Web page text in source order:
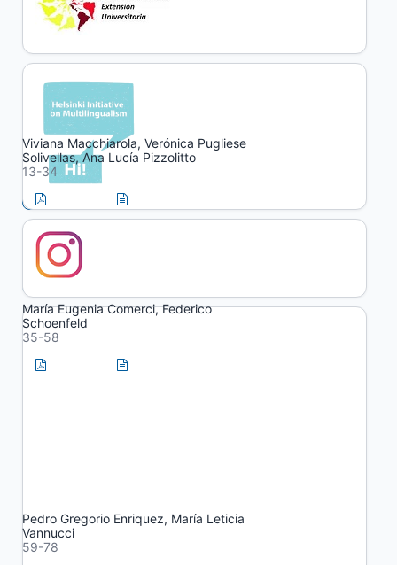
Dossier
cambios en las formas de
aprender y enseñar
Viviana Macchiarola, Verónica Pugliese
Solivellas, Ana Lucía Pizzolitto
13-34
Las prácticas socio-comunitarias
como puentes de encuentro
entre saberes
María Eugenia Comerci, Federico
Schoenfeld
35-58
Pedro Gregorio Enriquez, María Leticia
Vannucci
59-78